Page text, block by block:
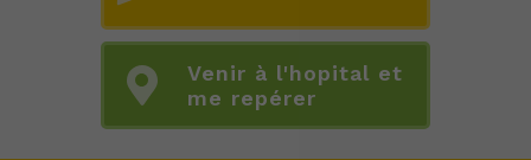
Venir à l'hopital et
me repérer